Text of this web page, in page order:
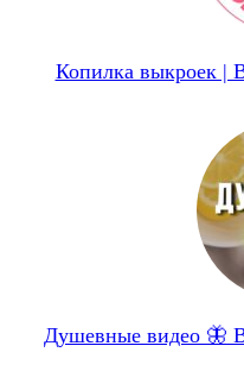
Копилка выкроек |
Душевные видео 🦋